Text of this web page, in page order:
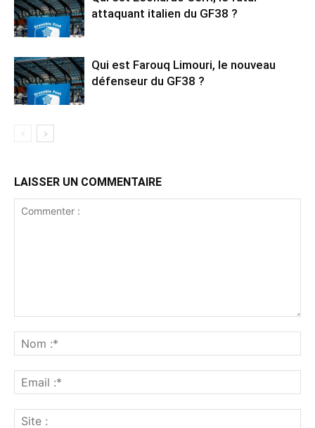
attaquant italien du GF38 ?
Qui est Farouq Limouri, le nouveau
défenseur du GF38 ?
LAISSER UN COMMENTAIRE